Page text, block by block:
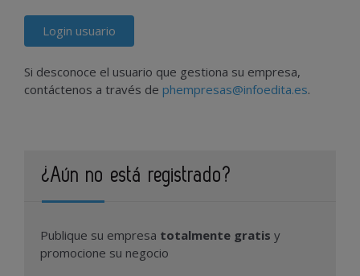
Login usuario
Si desconoce el usuario que gestiona su empresa,
contáctenos a través de phempresas@infoedita.es.
¿Aún no está registrado?
Publique su empresa totalmente gratis y
promocione su negocio